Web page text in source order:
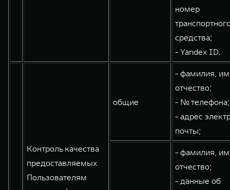
номер
средства;
- Yandex ID.
Контроль качества
предоставляемых
Пользователям
общие
- фамилия,
отчество;
- № телефона;
- адрес
почты;
- фамилия,
отчество;
- данные об